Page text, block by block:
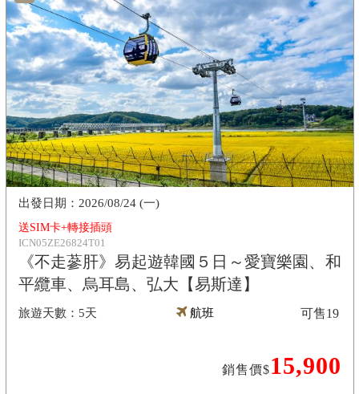
送SIM卡+轉接插頭
ICN05ZE26824T01
《不走蔘肝》易起遊韓國５日～愛寶樂園、和
平纜車、烏耳島、弘大【易斯達】
5天
2026/08/24 (一)
航班
銷售價$15,900
可售19